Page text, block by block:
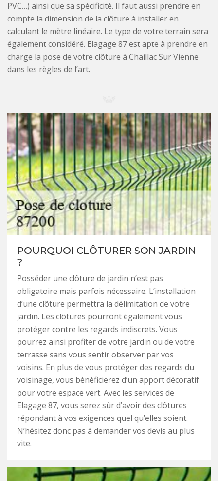
PVC…) ainsi que sa spécificité. Il faut aussi prendre en
compte la dimension de la clôture à installer en
calculant le mètre linéaire. Le type de votre terrain sera
également considéré. Elagage 87 est apte à prendre en
charge la pose de votre clôture à Chaillac Sur Vienne
dans les règles de l’art.
POURQUOI CLÔTURER SON JARDIN
?
Posséder une clôture de jardin n’est pas
obligatoire mais parfois nécessaire. L’installation
d’une clôture permettra la délimitation de votre
jardin. Les clôtures pourront également vous
protéger contre les regards indiscrets. Vous
pourrez ainsi profiter de votre jardin ou de votre
terrasse sans vous sentir observer par vos
voisins. En plus de vous protéger des regards du
voisinage, vous bénéficierez d’un apport décoratif
pour votre espace vert. Avec les services de
Elagage 87, vous serez sûr d’avoir des clôtures
répondant à vos exigences quel qu’elles soient.
N’hésitez donc pas à demander vos devis au plus
vite.